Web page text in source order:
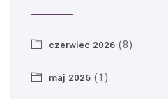
czerwiec 2026 (8)
maj 2026 (1)